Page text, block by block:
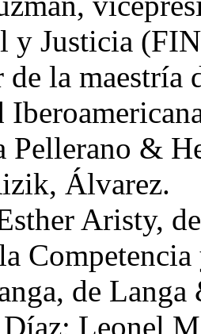
y Justicia
la maestría
Pellerano &
Álvarez.
Aristy,
de
Leonel